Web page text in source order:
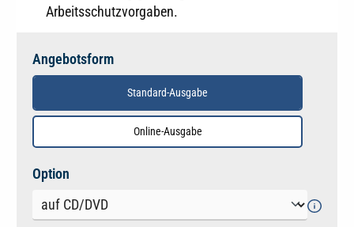
Arbeitsschutzvorgaben.
Angebotsform
Standard-Ausgabe
Online-Ausgabe
Option